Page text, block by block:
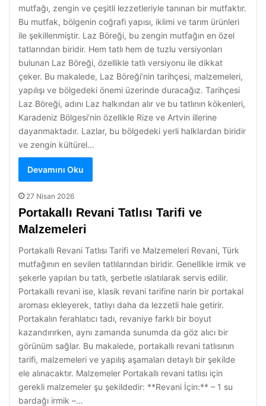
mutfağı, zengin ve çeşitli lezzetleriyle tanınan bir mutfaktır.
Bu mutfak, bölgenin coğrafi yapısı, iklimi ve tarım ürünleri
ile şekillenmiştir. Laz Böreği, bu zengin mutfağın en özel
tatlarından biridir. Hem tatlı hem de tuzlu versiyonları
bulunan Laz Böreği, özellikle tatlı versiyonu ile dikkat
çeker. Bu makalede, Laz Böreği’nin tarihçesi, malzemeleri,
yapılışı ve bölgedeki önemi üzerinde duracağız. Tarihçesi
Laz Böreği, adını Laz halkından alır ve bu tatlının kökenleri,
Karadeniz Bölgesi’nin özellikle Rize ve Artvin illerine
dayanmaktadır. Lazlar, bu bölgedeki yerli halklardan biridir
ve zengin kültürel…
Devamını Oku
27 Nisan 2026
Portakallı Revani Tatlısı Tarifi ve
Malzemeleri
Portakallı Revani Tatlısı Tarifi ve Malzemeleri Revani, Türk
mutfağının en sevilen tatlılarından biridir. Genellikle irmik ve
şekerle yapılan bu tatlı, şerbetle ıslatılarak servis edilir.
Portakallı revani ise, klasik revani tarifine narin bir portakal
aroması ekleyerek, tatlıyı daha da lezzetli hale getirir.
Portakalın ferahlatıcı tadı, revaniye farklı bir boyut
kazandırırken, aynı zamanda sunumda da göz alıcı bir
görünüm sağlar. Bu makalede, portakallı revani tatlısının
tarifi, malzemeleri ve yapılış aşamaları detaylı bir şekilde
ele alınacaktır. Malzemeler Portakallı revani tatlısı için
gerekli malzemeler şu şekildedir: **Revani İçin:** – 1 su
bardağı irmik –…